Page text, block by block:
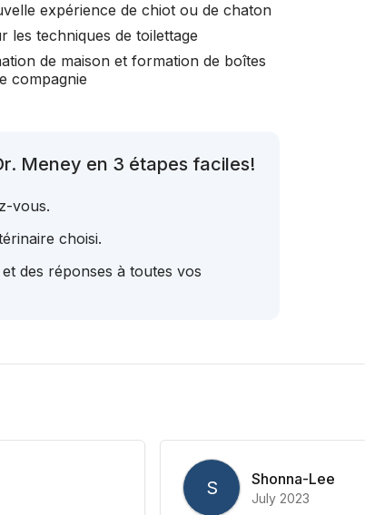
expérience de chiot ou de chaton
les techniques de toilettage
de maison et formation de boîtes
compagnie
Meney en 3 étapes faciles!
vous.
choisi.
des réponses à toutes vos
S Shonna-Lee
July 2023